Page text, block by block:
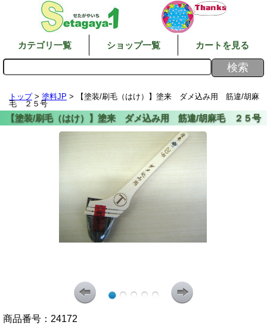
カテゴリ一覧 ショップ一覧 カートを見る
トップ> 塗料JP > 【塗装/刷毛（はけ）】塗来 ダメ込み用 筋違/胡麻
毛 ２５号
商品番号： 24172